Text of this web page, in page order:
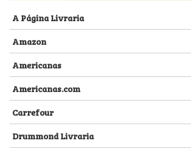
A Página Livraria
Amazon
Americanas
Americanas.com
Carrefour
Drummond Livraria